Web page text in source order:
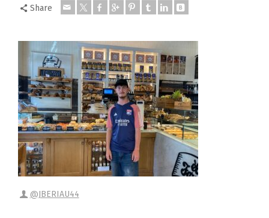
Share
@JBERIAU44